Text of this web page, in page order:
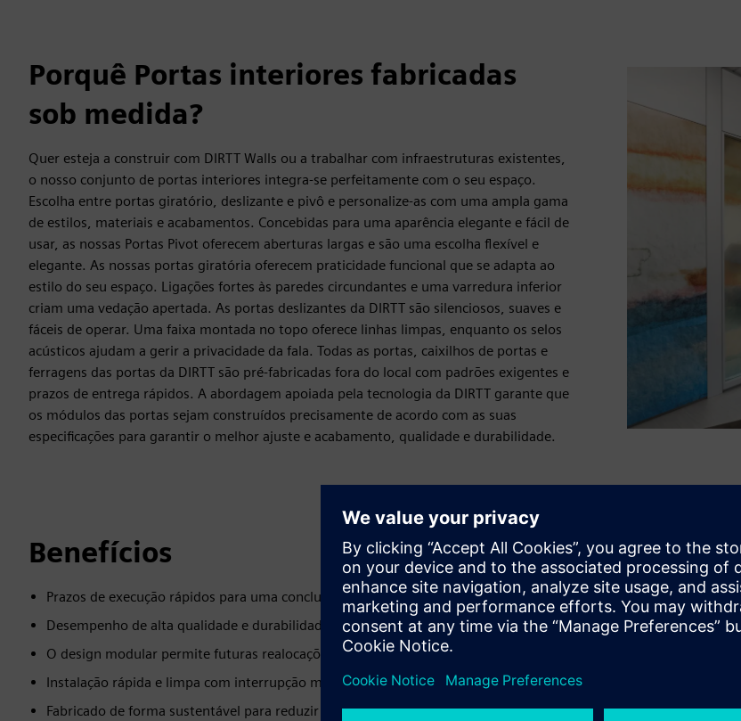
Porquê Portas interiores fabricadas
sob medida?
Quer esteja a construir com DIRTT Walls ou a trabalhar com infraestruturas existentes,
o nosso conjunto de portas interiores integra-se perfeitamente com o seu espaço.
Escolha entre portas giratório, deslizante e pivô e personalize-as com uma ampla gama
de estilos, materiais e acabamentos. Concebidas para uma aparência elegante e fácil de
usar, as nossas Portas Pivot oferecem aberturas largas e são uma escolha flexível e
elegante. As nossas portas giratória oferecem praticidade funcional que se adapta ao
estilo do seu espaço. Ligações fortes às paredes circundantes e uma varredura inferior
criam uma vedação apertada. As portas deslizantes da DIRTT são silenciosos, suaves e
fáceis de operar. Uma faixa montada no topo oferece linhas limpas, enquanto os selos
acústicos ajudam a gerir a privacidade da fala. Todas as portas, caixilhos de portas e
ferragens das portas da DIRTT são pré-fabricadas fora do local com padrões exigentes e
prazos de entrega rápidos. A abordagem apoiada pela tecnologia da DIRTT garante que
os módulos das portas sejam construídos precisamente de acordo com as suas
especificações para garantir o melhor ajuste e acabamento, qualidade e durabilidade.
Benefícios
Prazos de execução rápidos para uma conclusão mais rápida do projeto
Desempenho de alta qualidade e durabilidade a longo prazo
O design modular permite futuras realocações e reconfigurações
Instalação rápida e limpa com interrupção mínima
Fabricado de forma sustentável para reduzir o desperdício e apoiar objetivos de construção ecológica